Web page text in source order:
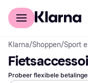
Voor shoppers
Klarna/Shoppen/Sport
Probeer flexibele